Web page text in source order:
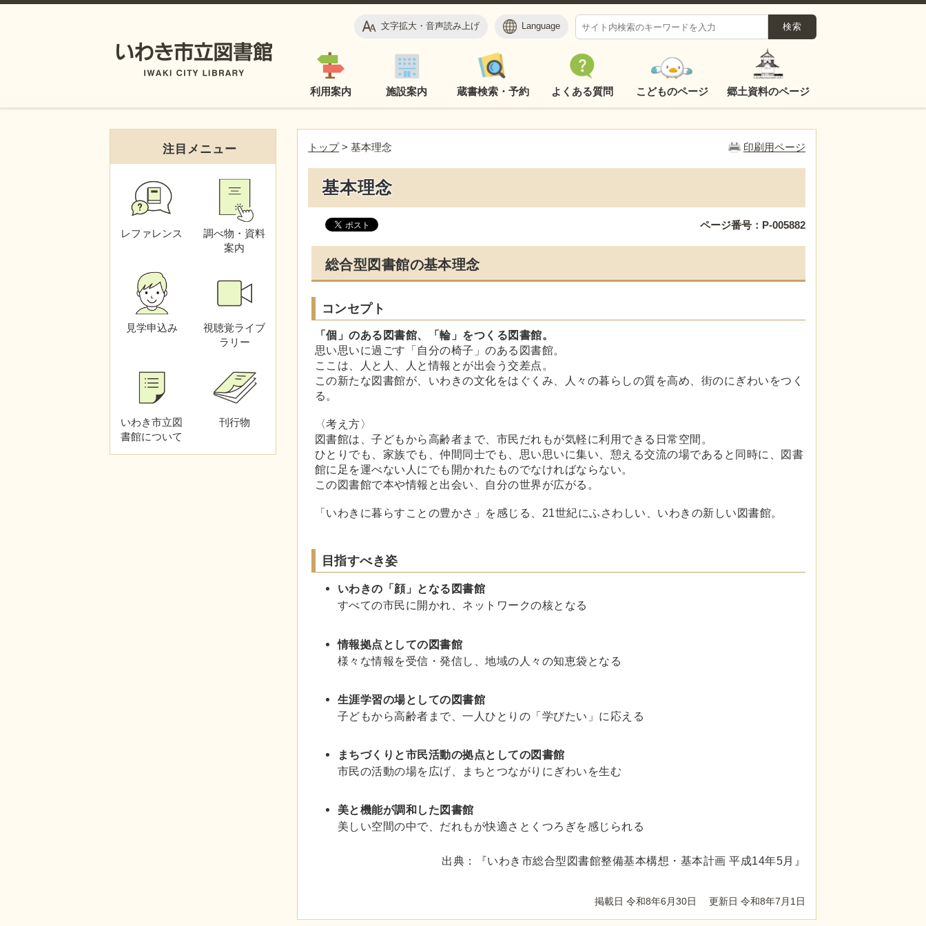
文字拡大・音声読み上げ Language
利用案内 施設案内 蔵書検索・予約 よくある質問 こどものページ 郷土資料のページ
印刷用ページ
トップ> 基本理念
基本理念
ページ番号：P-005882
総合型図書館の基本理念
コンセプト
「個」のある図書館、「輪」をつくる図書館。
思い思いに過ごす「自分の椅子」のある図書館。
ここは、人と人、人と情報とが出会う交差点。
この新たな図書館が、いわきの文化をはぐくみ、人々の暮らしの質を高め、街のにぎわいをつく
る。
〈考え方〉
図書館は、子どもから高齢者まで、市民だれもが気軽に利用できる日常空間。
ひとりでも、家族でも、仲間同士でも、思い思いに集い、憩える交流の場であると同時に、図書
館に足を運べない人にでも開かれたものでなければならない。
この図書館で本や情報と出会い、自分の世界が広がる。
「いわきに暮らすことの豊かさ」を感じる、21世紀にふさわしい、いわきの新しい図書館。
目指すべき姿
いわきの「顔」となる図書館
すべての市民に開かれ、ネットワークの核となる
情報拠点としての図書館
様々な情報を受信・発信し、地域の人々の知恵袋となる
生涯学習の場としての図書館
子どもから高齢者まで、一人ひとりの「学びたい」に応える
まちづくりと市民活動の拠点としての図書館
市民の活動の場を広げ、まちとつながりにぎわいを生む
美と機能が調和した図書館
美しい空間の中で、だれもが快適さとくつろぎを感じられる
出典：『いわき市総合型図書館整備基本構想・基本計画 平成14年5月』
掲載日 令和8年6月30日 更新日 令和8年7月1日
注目メニュー
レファレンス
調べ物・資料
案内
見学申込み 視聴覚ライブ
ラリー
いわき市立図
書館について
刊行物